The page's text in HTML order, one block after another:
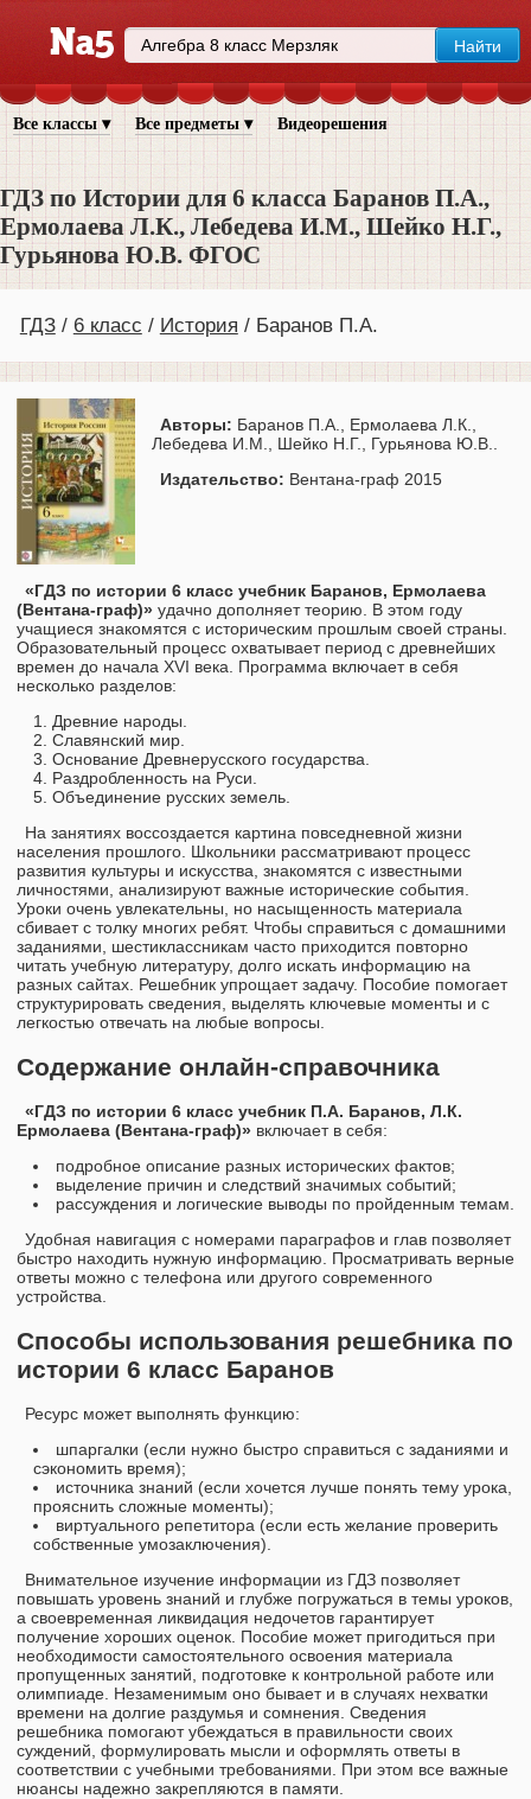
Все классы ▾ Все предметы ▾ Видеорешения
ГДЗ по Истории для 6 класса Баранов П.А.,
Ермолаева Л.К., Лебедева И.М., Шейко Н.Г.,
Гурьянова Ю.В. ФГОС
ГДЗ 6 класс История Баранов П.А.
Авторы: Баранов П.А., Ермолаева Л.К.,
Лебедева И.М., Шейко Н.Г., Гурьянова Ю.В..
Издательство: Вентана-граф 2015
«ГДЗ по истории 6 класс учебник Баранов, Ермолаева
(Вентана-граф)» удачно дополняет теорию. В этом году
учащиеся знакомятся с историческим прошлым своей страны.
Образовательный процесс охватывает период с древнейших
времен до начала XVI века. Программа включает в себя
несколько разделов:
Древние народы.
Славянский мир.
Основание Древнерусского государства.
Раздробленность на Руси.
Объединение русских земель.
На занятиях воссоздается картина повседневной жизни
населения прошлого. Школьники рассматривают процесс
развития культуры и искусства, знакомятся с известными
личностями, анализируют важные исторические события.
Уроки очень увлекательны, но насыщенность материала
сбивает с толку многих ребят. Чтобы справиться с домашними
заданиями, шестиклассникам часто приходится повторно
читать учебную литературу, долго искать информацию на
разных сайтах. Решебник упрощает задачу. Пособие помогает
структурировать сведения, выделять ключевые моменты и с
легкостью отвечать на любые вопросы.
Содержание онлайн-справочника
«ГДЗ по истории 6 класс учебник П.А. Баранов, Л.К.
Ермолаева (Вентана-граф)» включает в себя:
подробное описание разных исторических фактов;
выделение причин и следствий значимых событий;
рассуждения и логические выводы по пройденным темам.
Удобная навигация с номерами параграфов и глав позволяет
быстро находить нужную информацию. Просматривать верные
ответы можно с телефона или другого современного
устройства.
Способы использования решебника по
истории 6 класс Баранов
Ресурс может выполнять функцию:
шпаргалки (если нужно быстро справиться с заданиями и
сэкономить время);
источника знаний (если хочется лучше понять тему урока,
прояснить сложные моменты);
виртуального репетитора (если есть желание проверить
собственные умозаключения).
Внимательное изучение информации из ГДЗ позволяет
повышать уровень знаний и глубже погружаться в темы уроков,
а своевременная ликвидация недочетов гарантирует
получение хороших оценок. Пособие может пригодиться при
необходимости самостоятельного освоения материала
пропущенных занятий, подготовке к контрольной работе или
олимпиаде. Незаменимым оно бывает и в случаях нехватки
времени на долгие раздумья и сомнения. Сведения
решебника помогают убеждаться в правильности своих
суждений, формулировать мысли и оформлять ответы в
соответствии с учебными требованиями. При этом все важные
нюансы надежно закрепляются в памяти.